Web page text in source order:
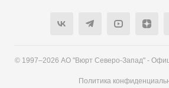
© 1997–2026 АО "Вюрт Северо-Запад" -
Политика